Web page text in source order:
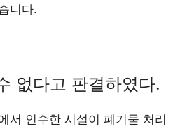
니다.
없다고 판결하였다.
서 인수한 시설이 폐기물 처리